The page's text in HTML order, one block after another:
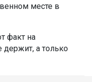
месте в
факт на
а только